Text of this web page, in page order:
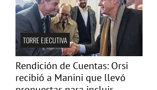
TORRE EJECUTIVA
Rendición de Cuentas: Orsi
recibió a Manini que llevó